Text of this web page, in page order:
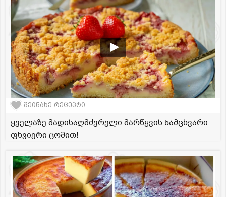
შეინახე რეცეპტი
ყველაზე მადისაღმძვრელი მარწყვის ნამცხვარი
ფხვიერი ცომით!